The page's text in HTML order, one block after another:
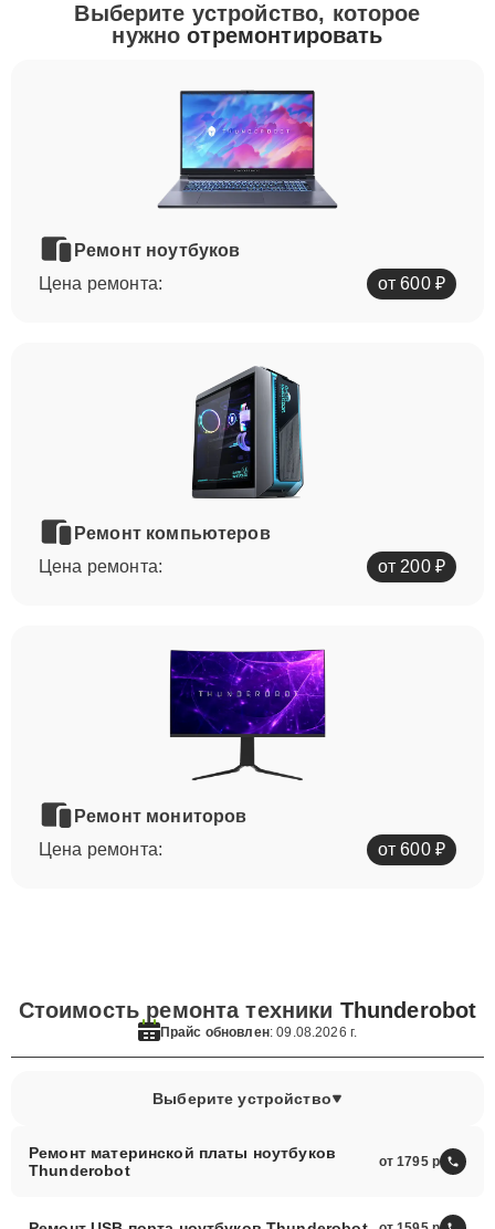
Выберите устройство, которое
нужноотремонтировать
Ремонт ноутбуков
Цена ремонта:
от 600 ₽
Ремонт компьютеров
Цена ремонта:
от 200 ₽
Ремонт мониторов
Цена ремонта:
от 600 ₽
Стоимость ремонта техники Thunderobot
Прайс обновлен: 09.08.2026 г.
Выберите устройство
Ремонт материнской платы ноутбуков
Thunderobot
от 1795